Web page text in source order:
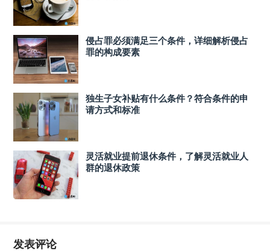
侵占罪必须满足三个条件，详细解析侵占
罪的构成要素
独生子女补贴有什么条件？符合条件的申
请方式和标准
灵活就业提前退休条件，了解灵活就业人
群的退休政策
发表评论